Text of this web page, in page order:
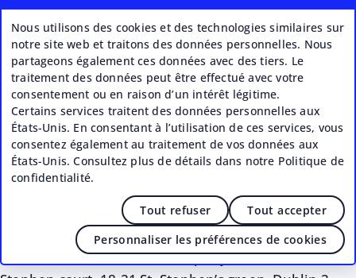
Nous utilisons des cookies et des technologies similaires sur
notre site web et traitons des données personnelles. Nous
partageons également ces données avec des tiers. Le
traitement des données peut être effectué avec votre
consentement ou en raison d’un intérêt légitime.
Certains services traitent des données personnelles aux
États-Unis. En consentant à l’utilisation de ces services, vous
consentez également au traitement de vos données aux
États-Unis. Consultez plus de détails dans notre Politique de
confidentialité.
Tout refuser
Tout accepter
Personnaliser les préférences de cookies
vos données et du respect des lois applicables en
matière de protection des données.
Pour plus d’informations, consultez également la
politique de confidentialité de Google :
http://www.google.de/policies/privacy/.
3.5. Intercom
Notre site Web utilise l’outil de messagerie et de
service client proposé par Intercom Inc., 55 2nd St,
4th Fl., San Francisco, CA, 94105, États-Unis et
Intercom R&D Unlimited Company, 2nd floor,